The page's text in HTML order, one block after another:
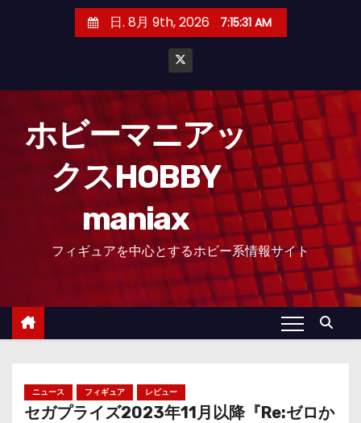
日. 8月 9th, 2026 7:15:32 AM
ホビーマニアッ
クスHOBBY
maniax
フィギュアを中心とするホビー系情報サイト
ニュース フィギュア レビュー
セガプライズ2023年11月以降『Re:ゼロか